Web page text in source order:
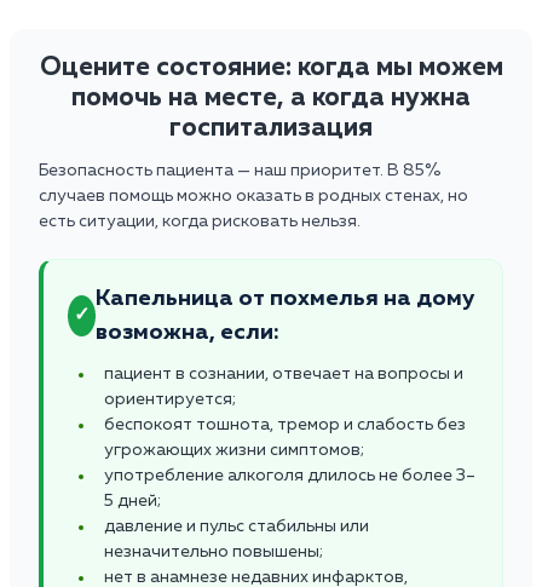
Оцените состояние: когда мы можем
помочь на месте, а когда нужна
госпитализация
Безопасность пациента — наш приоритет. В 85%
случаев помощь можно оказать в родных стенах, но
есть ситуации, когда рисковать нельзя.
✓
Капельница от похмелья на дому
возможна, если:
пациент в сознании, отвечает на вопросы и
ориентируется;
беспокоят тошнота, тремор и слабость без
угрожающих жизни симптомов;
употребление алкоголя длилось не более 3–
5 дней;
давление и пульс стабильны или
незначительно повышены;
нет в анамнезе недавних инфарктов,